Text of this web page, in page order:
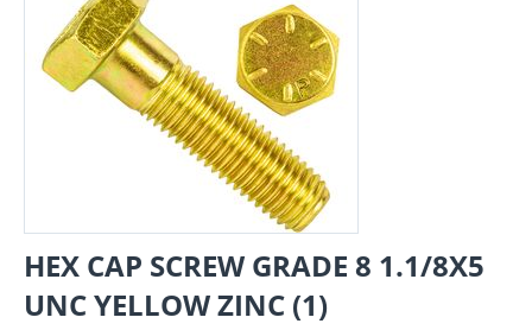
HEX CAP SCREW GRADE 8 1.1/8X5
UNC YELLOW ZINC (1)